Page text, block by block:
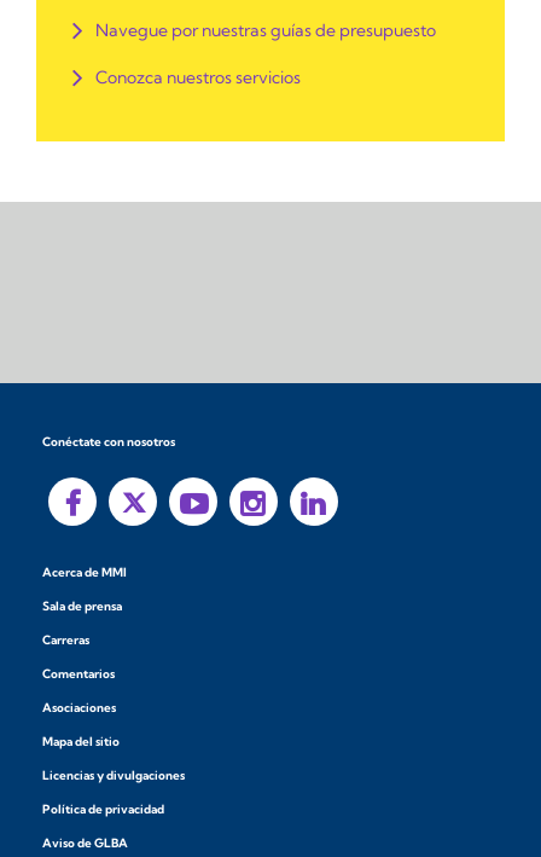
Navegue por nuestras guías de presupuesto
Conozca nuestros servicios
Conéctate con nosotros
Acerca de MMI
Sala de prensa
Carreras
Comentarios
Asociaciones
Mapa del sitio
Licencias y divulgaciones
Política de privacidad
Aviso de GLBA